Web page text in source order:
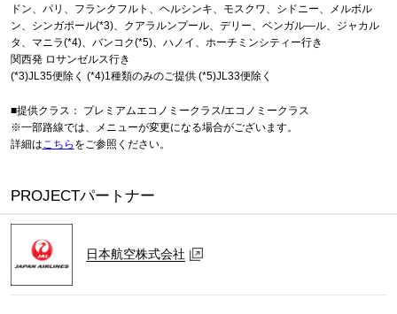
ドン、パリ、フランクフルト、ヘルシンキ、モスクワ、シドニー、メルボル
ン、シンガポール(*3)、クアラルンプール、デリー、ベンガル―ル、ジャカル
タ、マニラ(*4)、バンコク(*5)、ハノイ、ホーチミンシティー行き
関西発 ロサンゼルス行き
(*3)JL35便除く (*4)1種類のみのご提供 (*5)JL33便除く
■提供クラス： プレミアムエコノミークラス/エコノミークラス
※一部路線では、メニューが変更になる場合がございます。
詳細はこちら をご参照ください。
PROJECTパートナー
日本航空株式会社